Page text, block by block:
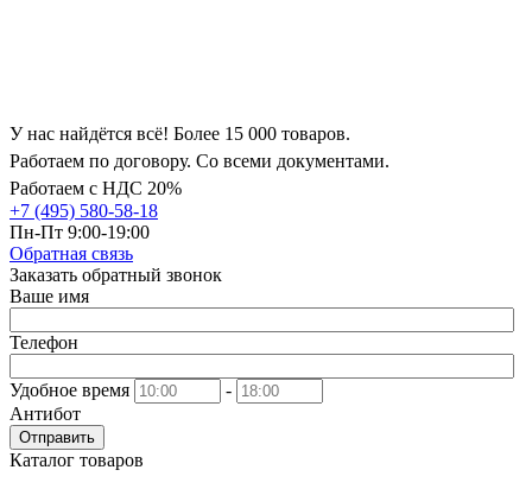
У нас найдётся всё! Более 15 000 товаров.
Работаем по договору. Со всеми документами.
Работаем с НДС 20%
+7 (495) 580-58-18
Пн-Пт 9:00-19:00
Обратная связь
Заказать обратный звонок
Ваше имя
Телефон
Удобное время
-
Антибот
Отправить
Каталог товаров